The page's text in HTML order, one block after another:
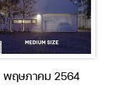
พฤษภาคม 2564